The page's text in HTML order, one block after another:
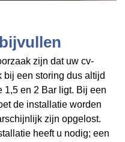
zijn dat uw cv-
bij een storing dus altijd
1,5 en 2 Bar ligt. Bij een
de installatie worden
zijn opgelost.
heeft u nodig; een